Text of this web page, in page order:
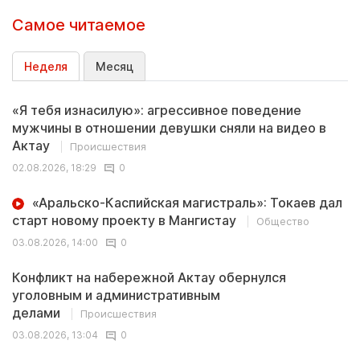
Самое читаемое
Неделя Месяц
«Я тебя изнасилую»: агрессивное поведение
мужчины в отношении девушки сняли на видео в
Актау
Происшествия
02.08.2026, 18:29
0
«Аральско-Каспийская магистраль»: Токаев дал
старт новому проекту в Мангистау
Общество
03.08.2026, 14:00
0
Конфликт на набережной Актау обернулся
уголовным и административным
делами
Происшествия
03.08.2026, 13:04
0